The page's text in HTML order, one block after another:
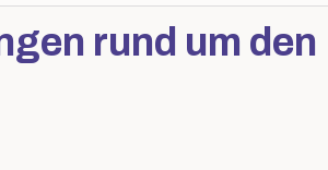
rund um den